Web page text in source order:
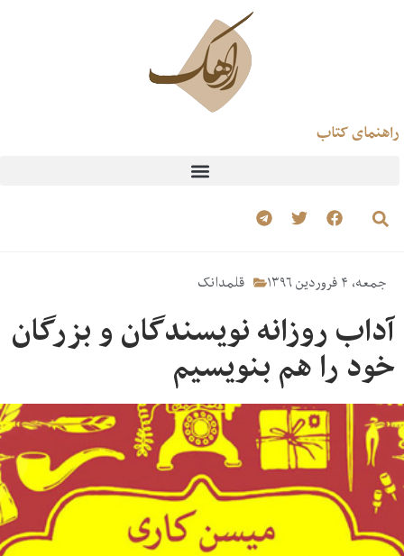
راهنمای کتاب
جمعه، ۴ فروردین ۱۳۹۶ قلمدانک
آداب روزانه نویسندگان و بزرگان
خود را هم بنویسیم